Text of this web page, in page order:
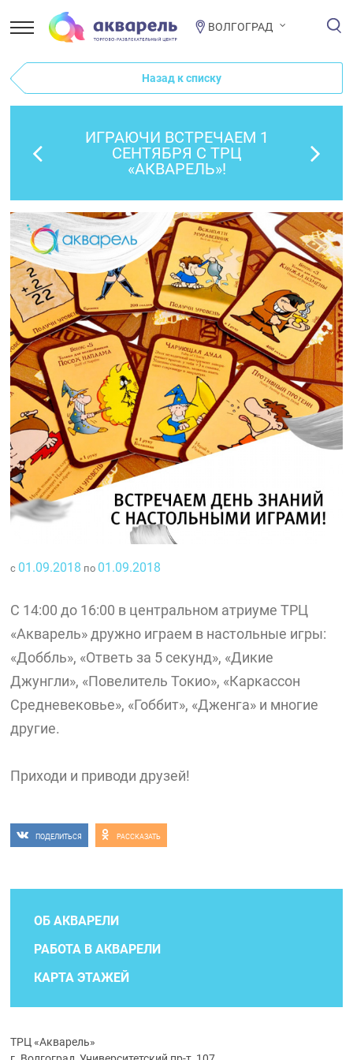
ВОЛГОГРАД
Назад к списку
ИГРАЮЧИ ВСТРЕЧАЕМ 1
СЕНТЯБРЯ С ТРЦ
«АКВАРЕЛЬ»!
с 01.09.2018 по 01.09.2018
С 14:00 до 16:00 в центральном атриуме ТРЦ
«Акварель» дружно играем в настольные игры:
«Доббль», «Ответь за 5 секунд», «Дикие
Джунгли», «Повелитель Токио», «Каркассон
Средневековье», «Гоббит», «Дженга» и многие
другие.
Приходи и приводи друзей!
ПОДЕЛИТЬСЯ РАССКАЗАТЬ
ОБ АКВАРЕЛИ
РАБОТА В АКВАРЕЛИ
КАРТА ЭТАЖЕЙ
ТРЦ «Акварель»